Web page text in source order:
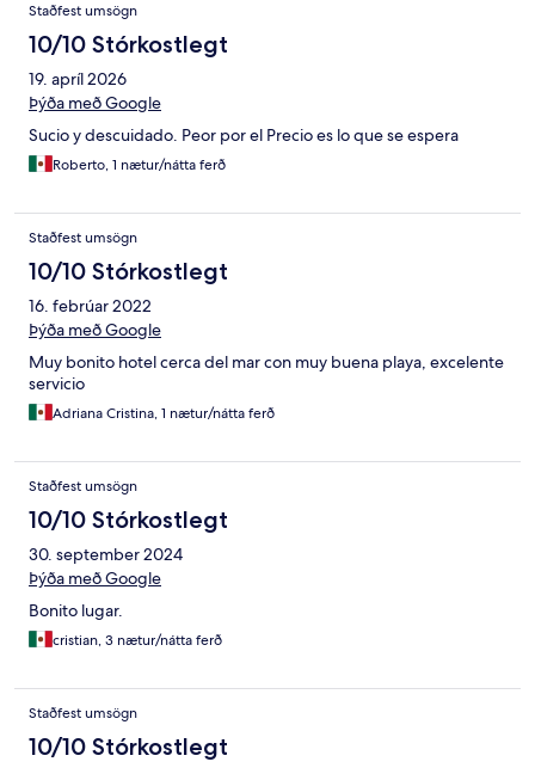
Staðfest umsögn
10/10 Stórkostlegt
19. apríl 2026
Þýða með Google
Sucio y descuidado. Peor por el Precio es lo que se espera
Roberto, 1 nætur/nátta ferð
Staðfest umsögn
10/10 Stórkostlegt
16. febrúar 2022
Þýða með Google
Muy bonito hotel cerca del mar con muy buena playa, excelente
servicio
Adriana Cristina, 1 nætur/nátta ferð
Staðfest umsögn
10/10 Stórkostlegt
30. september 2024
Þýða með Google
Bonito lugar.
cristian, 3 nætur/nátta ferð
Staðfest umsögn
10/10 Stórkostlegt